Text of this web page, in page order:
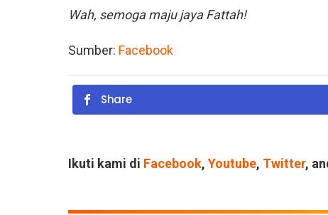
Wah, semoga maju jaya Fattah!
Sumber: Facebook
Share
Ikuti kami di Facebook, Youtube, Twitter,